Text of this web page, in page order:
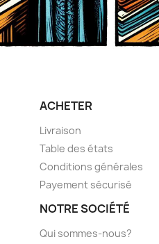
ACHETER
Livraison
Table des états
Conditions générales
Payement sécurisé
NOTRE SOCIÉTÉ
Qui sommes-nous?